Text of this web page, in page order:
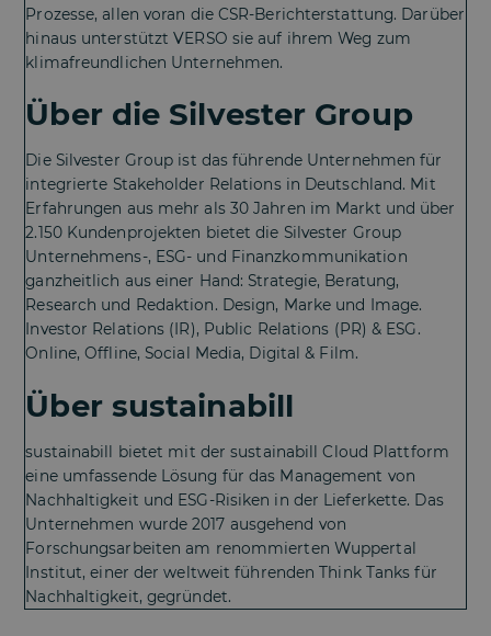
Prozesse, allen voran die CSR-Berichterstattung. Darüber
hinaus unterstützt VERSO sie auf ihrem Weg zum
klimafreundlichen Unternehmen.
Über die Silvester Group
Die Silvester Group ist das führende Unternehmen für
integrierte Stakeholder Relations in Deutschland. Mit
Erfahrungen aus mehr als 30 Jahren im Markt und über
2.150 Kundenprojekten bietet die Silvester Group
Unternehmens-, ESG- und Finanzkommunikation
ganzheitlich aus einer Hand: Strategie, Beratung,
Research und Redaktion. Design, Marke und Image.
Investor Relations (IR), Public Relations (PR) & ESG.
Online, Offline, Social Media, Digital & Film.
Über sustainabill
sustainabill bietet mit der sustainabill Cloud Plattform
eine umfassende Lösung für das Management von
Nachhaltigkeit und ESG-Risiken in der Lieferkette. Das
Unternehmen wurde 2017 ausgehend von
Forschungsarbeiten am renommierten Wuppertal
Institut, einer der weltweit führenden Think Tanks für
Nachhaltigkeit, gegründet.